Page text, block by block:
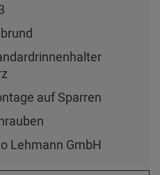
auf Sparren
Lehmann GmbH